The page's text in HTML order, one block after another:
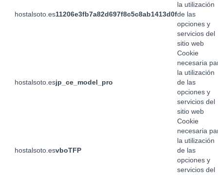
hostalsoto.es11206e3fb7a82d697f8c5c8ab1413d0f
la utilización
de las
opciones y
servicios del
sitio web
hostalsoto.esjp_ce_model_pro
Cookie
necesaria
la utilización
de las
opciones y
servicios del
sitio web
hostalsoto.esvboTFP
Cookie
necesaria
la utilización
de las
opciones y
servicios del